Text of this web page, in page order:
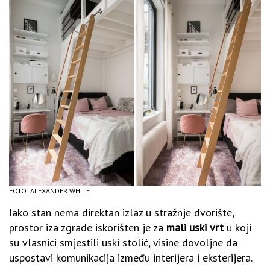
FOTO: ALEXANDER WHITE
Iako stan nema direktan izlaz u stražnje dvorište,
prostor iza zgrade iskorišten je za mali uski vrt u koji
su vlasnici smjestili uski stolić, visine dovoljne da
uspostavi komunikacija između interijera i eksterijera.